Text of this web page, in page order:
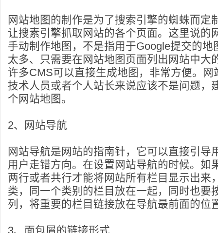
网站地图的制作是为了搜索引擎的蜘蛛而定
让搜素引擎抓取网站的各个页面。这里说的
手动制作地图，不是指用于Google提交的地
太多、只需要在网站地图页面列出网站中大
许多CMS可以直接生成地图，非常方便。网
技术人员或者个人站长来说应该不是问题，
个网站地图。
2、网站导航
网站导航是网站的指南针，它可以直接引导
用户走错方向。在设置网站导航的时候。如
两行或者共行才能将网站所有栏目显示出来
类，同一个类别的栏目放在一起，同时也要
列，将重要的栏目链接放在导航最前面的位
3、面包屑的链接形式